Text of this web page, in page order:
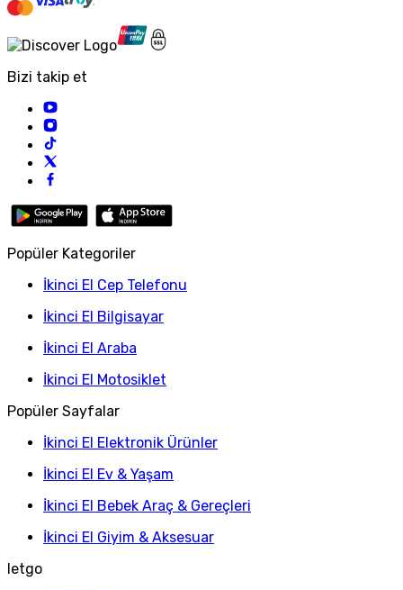
Bizi takip et
Popüler Kategoriler
İkinci El Cep Telefonu
İkinci El Bilgisayar
İkinci El Araba
İkinci El Motosiklet
Popüler Sayfalar
İkinci El Elektronik Ürünler
İkinci El Ev & Yaşam
İkinci El Bebek Araç & Gereçleri
İkinci El Giyim & Aksesuar
letgo